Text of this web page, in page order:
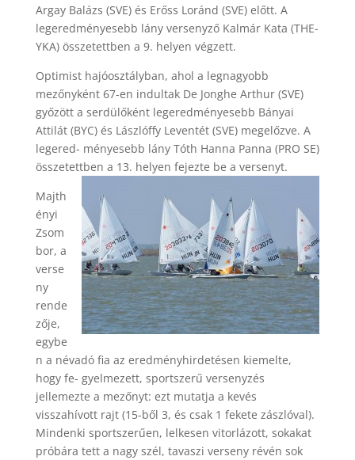
Argay Balázs (SVE) és Erőss Loránd (SVE) előtt. A
legeredményesebb lány versenyző Kalmár Kata (THE-
YKA) összetettben a 9. helyen végzett.
Optimist hajóosztályban, ahol a legnagyobb
mezőnyként 67-en indultak De Jonghe Arthur (SVE)
győzött a serdülőként legeredményesebb Bányai
Attilát (BYC) és Lászlóffy Leventét (SVE) megelőzve. A
legered- ményesebb lány Tóth Hanna Panna (PRO SE)
összetettben a 13. helyen fejezte be a versenyt.
Majth
ényi
Zsom
bor, a
verse
ny
rende
zője,
egybe
n a névadó fia az eredményhirdetésen kiemelte,
hogy fe- gyelmezett, sportszerű versenyzés
jellemezte a mezőnyt: ezt mutatja a kevés
visszahívott rajt (15-ből 3, és csak 1 fekete zászlóval).
Mindenki sportszerűen, lelkesen vitorlázott, sokakat
próbára tett a nagy szél, tavaszi verseny révén sok